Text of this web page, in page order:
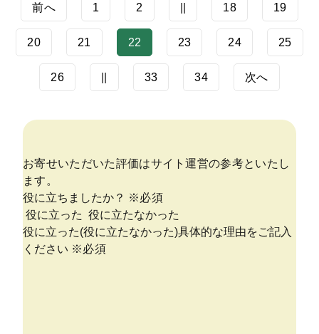
前へ 1 2 18 19
20 21 22 23 24 25
26 33 34 次へ